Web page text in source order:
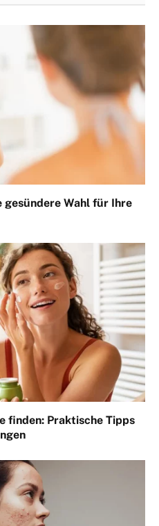
Wahl für Ihre
finden: Praktische Tipps